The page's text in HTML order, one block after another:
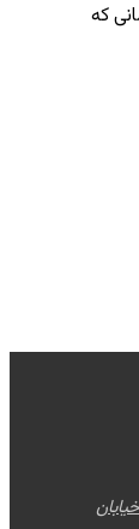
که
خیابان